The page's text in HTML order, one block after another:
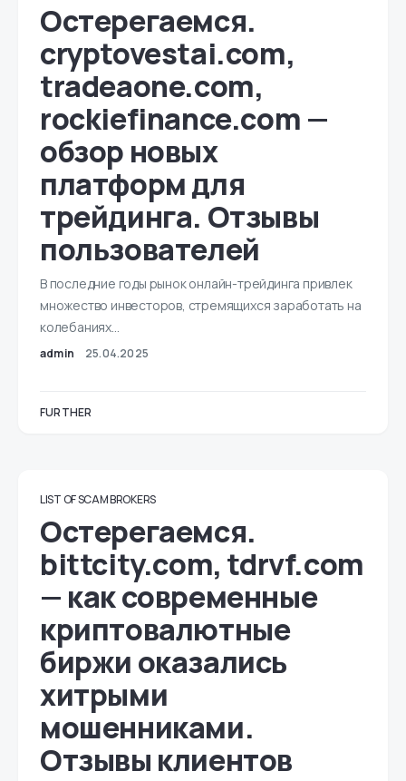
Остерегаемся.
cryptovestai.com,
tradeaone.com,
rockiefinance.com —
обзор новых
платформ для
трейдинга. Отзывы
пользователей
В последние годы рынок онлайн-трейдинга привлек
множество инвесторов, стремящихся заработать на
колебаниях…
admin 25.04.2025
FURTHER
LIST OF SCAM BROKERS
Остерегаемся.
bittcity.com, tdrvf.com
— как современные
криптовалютные
биржи оказались
хитрыми
мошенниками.
Отзывы клиентов